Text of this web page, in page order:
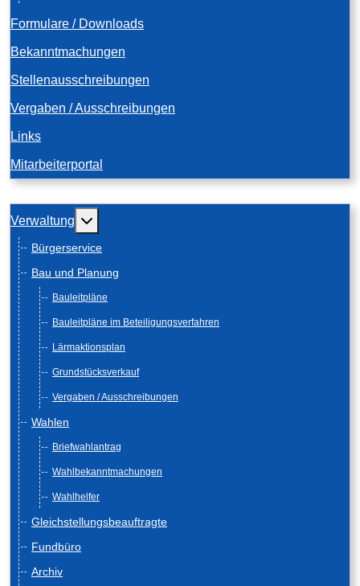
Formulare / Downloads
Bekanntmachungen
Stellenausschreibungen
Vergaben / Ausschreibungen
Links
Mitarbeiterportal
Verwaltung Weitere Informationen: Verwaltung
Bürgerservice
Bau und Planung
Bauleitpläne
Bauleitpläne im Beteiligungsverfahren
Lärmaktionsplan
Grundstücksverkauf
Vergaben / Ausschreibungen
Wahlen
Briefwahlantrag
Wahlbekanntmachungen
Wahlhelfer
Gleichstellungsbeauftragte
Fundbüro
Archiv